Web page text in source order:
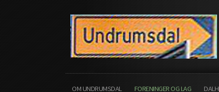
OM UNDRUMSDAL FORENINGER OG LAG